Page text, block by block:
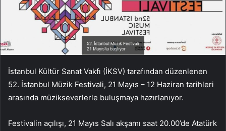
İstanbul Kültür Sanat Vakfı (İKSV) tarafından düzenlenen
52. İstanbul Müzik Festivali, 21 Mayıs – 12 Haziran tarihleri
arasında müzikseverlerle buluşmaya hazırlanıyor.
Festivalin açılışı, 21 Mayıs Salı akşamı saat 20.00’de Atatürk